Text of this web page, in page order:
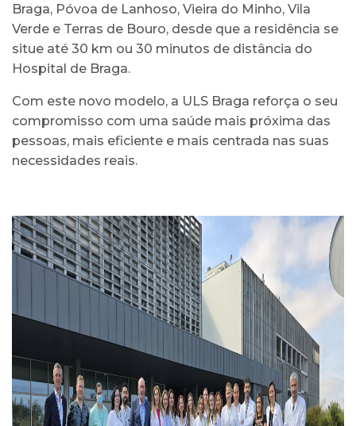
Braga, Póvoa de Lanhoso, Vieira do Minho, Vila
Verde e Terras de Bouro, desde que a residência se
situe até 30 km ou 30 minutos de distância do
Hospital de Braga.
Com este novo modelo, a ULS Braga reforça o seu
compromisso com uma saúde mais próxima das
pessoas, mais eficiente e mais centrada nas suas
necessidades reais.